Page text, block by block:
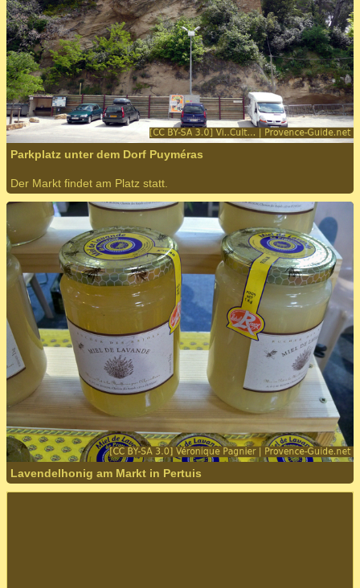
Parkplatz unter dem Dorf Puyméras
Der Markt findet am Platz statt.
Lavendelhonig am Markt in Pertuis